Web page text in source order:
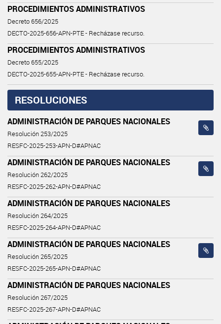
PROCEDIMIENTOS ADMINISTRATIVOS
Decreto 656/2025
DECTO-2025-656-APN-PTE - Recházase recurso.
PROCEDIMIENTOS ADMINISTRATIVOS
Decreto 655/2025
DECTO-2025-655-APN-PTE - Recházase recurso.
RESOLUCIONES
ADMINISTRACIÓN DE PARQUES NACIONALES
Resolución 253/2025
RESFC-2025-253-APN-D#APNAC
ADMINISTRACIÓN DE PARQUES NACIONALES
Resolución 262/2025
RESFC-2025-262-APN-D#APNAC
ADMINISTRACIÓN DE PARQUES NACIONALES
Resolución 264/2025
RESFC-2025-264-APN-D#APNAC
ADMINISTRACIÓN DE PARQUES NACIONALES
Resolución 265/2025
RESFC-2025-265-APN-D#APNAC
ADMINISTRACIÓN DE PARQUES NACIONALES
Resolución 267/2025
RESFC-2025-267-APN-D#APNAC